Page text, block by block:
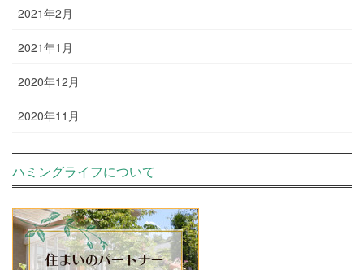
2021年2月
2021年1月
2020年12月
2020年11月
ハミングライフについて